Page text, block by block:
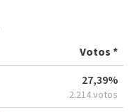
Votos *
27,39%
2.214 votos